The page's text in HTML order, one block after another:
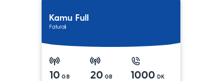
Kamu Full
Faturalı
10 GB 20 GB 1000 DK